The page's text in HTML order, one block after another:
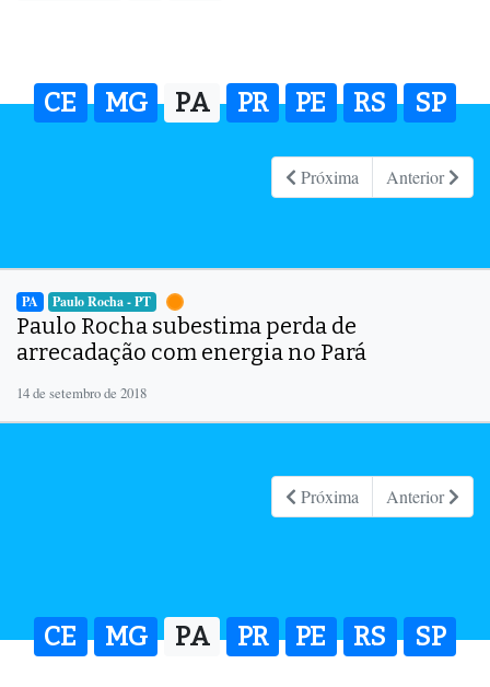
CE MG PA PR PE RS SP
Próxima Anterior
PA Paulo Rocha - PT
Paulo Rocha subestima perda de
arrecadação com energia no Pará
14 de setembro de 2018
Próxima Anterior
CE MG PA PR PE RS SP